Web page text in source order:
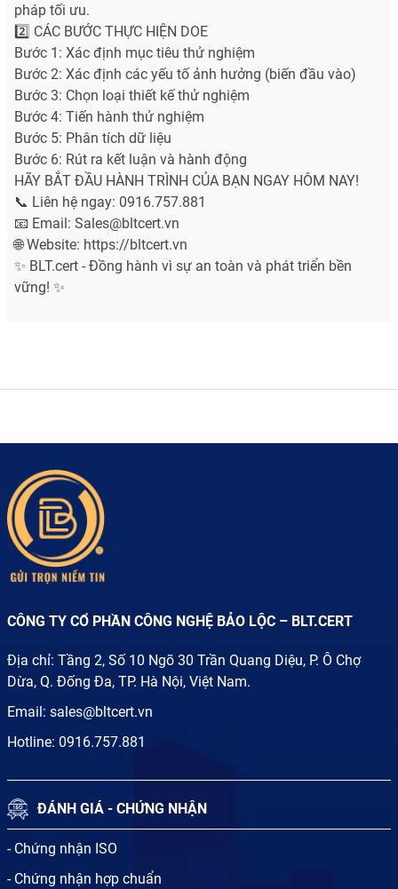
pháp tối ưu.
2️⃣ CÁC BƯỚC THỰC HIỆN DOE
Bước 1: Xác định mục tiêu thử nghiệm
Bước 2: Xác định các yếu tố ảnh hưởng (biến đầu vào)
Bước 3: Chọn loại thiết kế thử nghiệm
Bước 4: Tiến hành thử nghiệm
Bước 5: Phân tích dữ liệu
Bước 6: Rút ra kết luận và hành động
HÃY BẮT ĐẦU HÀNH TRÌNH CỦA BẠN NGAY HÔM NAY!
📞 Liên hệ ngay: 0916.757.881
📧 Email: Sales@bltcert.vn
🌐 Website: https://bltcert.vn
✨ BLT.cert - Đồng hành vì sự an toàn và phát triển bền
vững! ✨
CÔNG TY CỔ PHẦN CÔNG NGHỆ BẢO LỘC – BLT.CERT
Địa chỉ: Tầng 2, Số 10 Ngõ 30 Trần Quang Diệu, P. Ô Chợ
Dừa, Q. Đống Đa, TP. Hà Nội, Việt Nam.
Email: sales@bltcert.vn
Hotline: 0916.757.881
ĐÁNH GIÁ - CHỨNG NHẬN
- Chứng nhận ISO
- Chứng nhận hợp chuẩn